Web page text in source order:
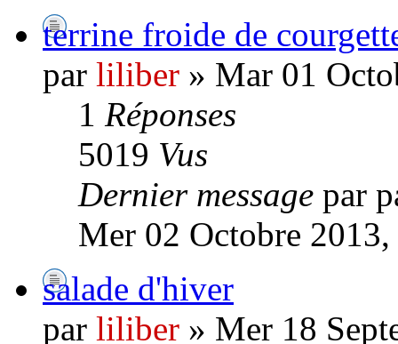
terrine froide de
par liliber » Mar 01
1 Réponses
5019 Vus
Dernier message par
Mer 02 Octobre
salade d'hiver
par liliber » Mer 18